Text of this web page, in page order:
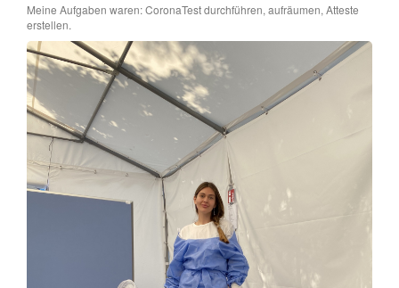
Meine Aufgaben waren: CoronaTest durchführen, aufräumen, Atteste
erstellen.